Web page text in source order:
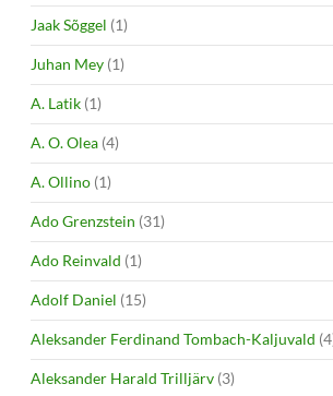
Jaak Sõggel (1)
Juhan Mey (1)
A. Latik (1)
A. O. Olea (4)
A. Ollino (1)
Ado Grenzstein (31)
Ado Reinvald (1)
Adolf Daniel (15)
Aleksander Ferdinand Tombach-Kaljuvald
Aleksander Harald Trilljärv (3)